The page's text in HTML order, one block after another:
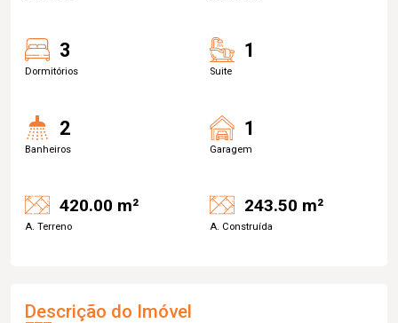
3
Dormitórios
1
Suite
2
Banheiros
1
Garagem
420.00 m²
A. Terreno
243.50 m²
A. Construída
Descrição do Imóvel